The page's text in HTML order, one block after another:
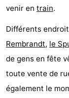
Points
de
vue
Attractions
-
Croisières
-
venir en train.
Différents
Rembrandt, le
de gens en fête
toute vente de
également le